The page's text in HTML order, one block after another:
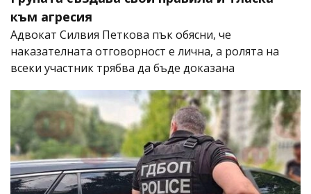
към агресия
Адвокат Силвия Петкова пък обясни, че
наказателната отговорност е лична, а ролята на
всеки участник трябва да бъде доказана